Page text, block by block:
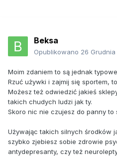
Beksa
Opublikowano 26
Moim zdaniem to są jednak
Rzuć używki i zajmij się sportem,
Możesz też odwiedzić jakieś
takich chudych ludzi jak ty.
Skoro nic nie czujesz do panny to
Używając takich silnych środków
szybko zjebiesz sobie zdrowie
antydepresanty, czy też